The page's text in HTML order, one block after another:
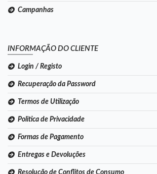
Campanhas
INFORMAÇÃO DO CLIENTE
Login / Registo
Recuperação da Password
Termos de Utilização
Politica de Privacidade
Formas de Pagamento
Entregas e Devoluções